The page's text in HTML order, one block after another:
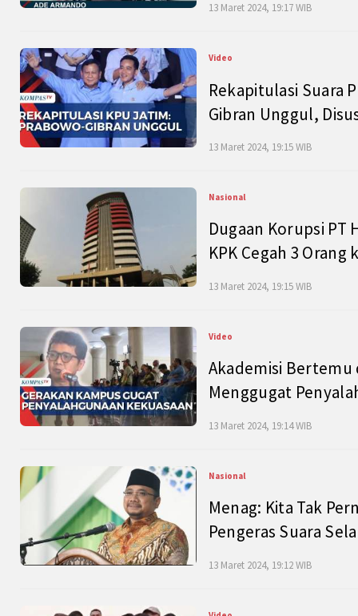
13 Maret 2024, 19:17 WIB
Video
Rekapitulasi Suara
Gibran Unggul,
13 Maret 2024, 19:15 WIB
Nasional
Dugaan Korupsi PT
KPK Cegah 3 Orang
13 Maret 2024, 19:15 WIB
Video
Akademisi Bertemu
Menggugat
13 Maret 2024, 19:14 WIB
Nasional
Menag: Kita Tak
Pengeras Suara
13 Maret 2024, 19:12 WIB